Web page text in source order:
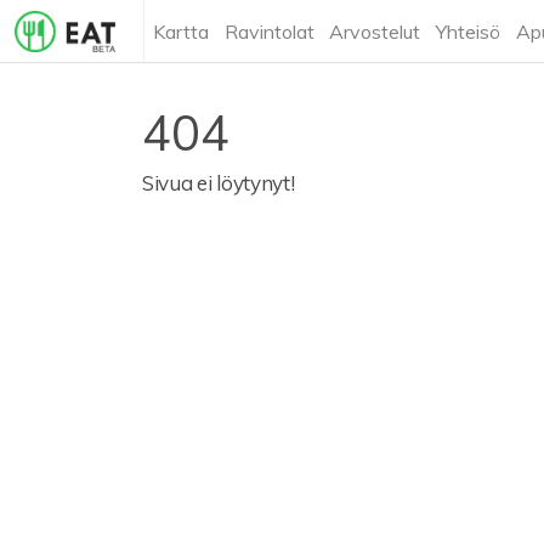
Kartta Ravintolat Arvostelut Yhteisö
404
Sivua ei löytynyt!